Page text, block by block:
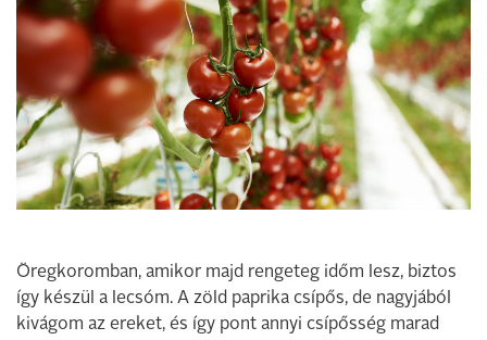
Öregkoromban, amikor majd rengeteg időm lesz, biztos
így készül a lecsóm. A zöld paprika csípős, de nagyjából
kivágom az ereket, és így pont annyi csípősség marad